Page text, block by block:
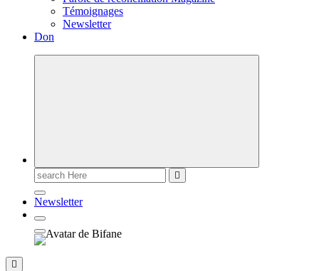
Témoignages
Newsletter
Don
Newsletter